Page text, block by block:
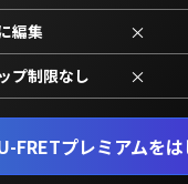
FRETプレミアムを
編集 ×
プ制限なし ×